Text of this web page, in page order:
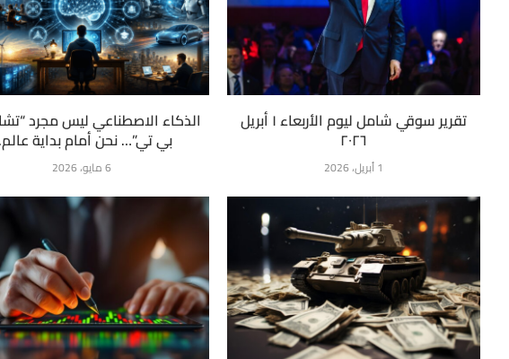
الذكاء الاصطناعي ليس مجرد
بي تي”… نحن أمام بداية
6 مايو، 2026
تقرير سوقي شامل ليوم الأربعاء ١ أبريل
٢٠٢٦
1 أبريل، 2026